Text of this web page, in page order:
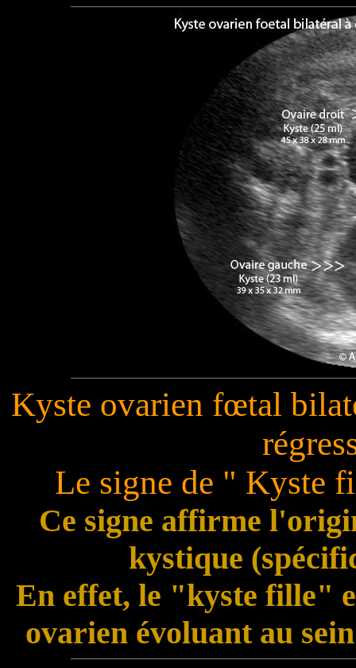
Kyste ovarien fœtal
Le signe de " Kyste
Ce signe affirme
kystique
En effet, le "kyste fille"
ovarien évoluant au